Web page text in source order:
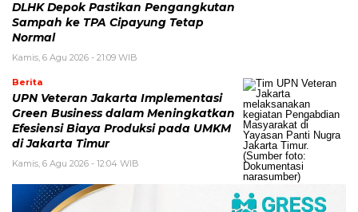
DLHK Depok Pastikan Pengangkutan
Sampah ke TPA Cipayung Tetap
Normal
Kamis, 6 Agu 2026 - 21:09 WIB
Berita
UPN Veteran Jakarta Implementasi
Green Business dalam Meningkatkan
Efesiensi Biaya Produksi pada UMKM
di Jakarta Timur
Kamis, 6 Agu 2026 - 12:04 WIB